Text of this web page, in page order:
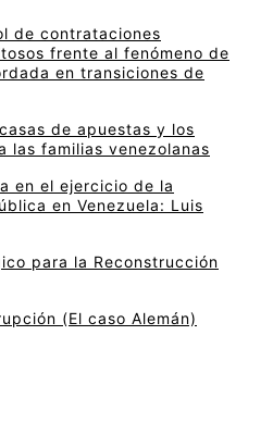
de contrataciones
frente al fenómeno de
en transiciones de
de apuestas y los
las familias venezolanas
en el ejercicio de la
en Venezuela: Luis
para la Reconstrucción
(El caso Alemán)